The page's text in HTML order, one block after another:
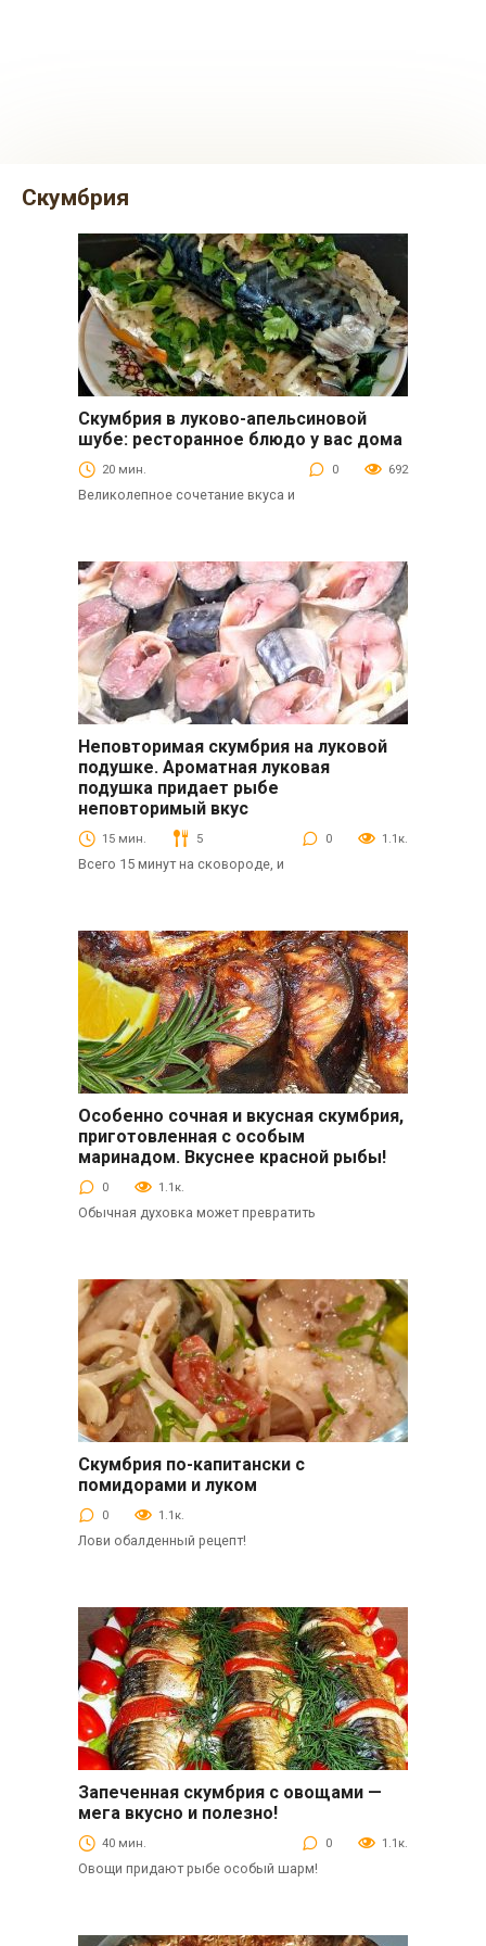
скумбрия
Вторые блюда
Скумбрия в луково-апельсиновой
шубе: ресторанное блюдо у вас дома
20 мин. 0 692
Великолепное сочетание вкуса и
Вторые блюда
Неповторимая скумбрия на луковой
подушке. Ароматная луковая
подушка придает рыбе
неповторимый вкус
15 мин. 5 0 1.1к.
Всего 15 минут на сковороде, и
Особенно сочная и вкусная скумбрия,
приготовленная с особым
маринадом. Вкуснее красной рыбы!
0 1.1к.
Обычная духовка может превратить
Закуски
Скумбрия по-капитански с
помидорами и луком
0 1.1к.
Лови обалденный рецепт!
Запеченная скумбрия с овощами —
мега вкусно и полезно!
40 мин. 0 1.1к.
Овощи придают рыбе особый шарм!